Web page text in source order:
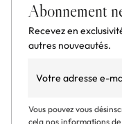
Abonnement
Recevez en
autres nouveautés.
Vous pouvez vous
cela nos informations